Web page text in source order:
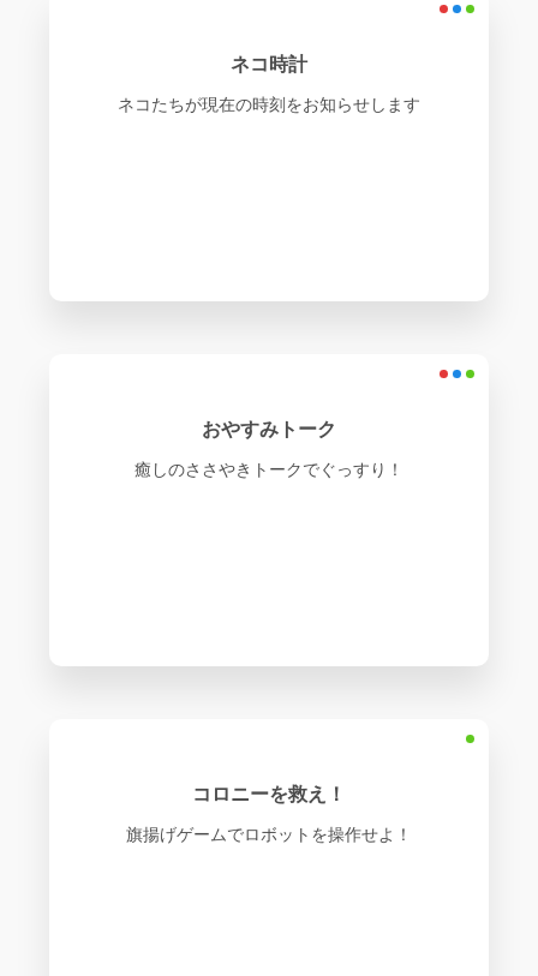
ネコ時計
ネコたちが現在の時刻をお知らせします
おやすみトーク
癒しのささやきトークでぐっすり！
コロニーを救え！
旗揚げゲームでロボットを操作せよ！